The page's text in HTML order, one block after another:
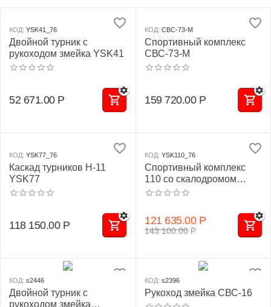
Турники
Шведские стенки
Брусья
КОД: YSK41_76
Двойной турник с
рукоходом змейка YSK41
52 671.00 Р
КОД: СВС-73-М
Спортивный комплекс
СВС-73-М
159 720.00 Р
КОД: YSK77_76
Каскад турников Н-11
YSK77
118 150.00 Р
КОД: YSK110_76
Спортивный комплекс
110 со скалодромом
YSK110
143 100.00 Р
121 635.00 Р
КОД: s2446
Двойной турник с
рукоходом змейка
КОД: s2396
Рукоход змейка СВС-16